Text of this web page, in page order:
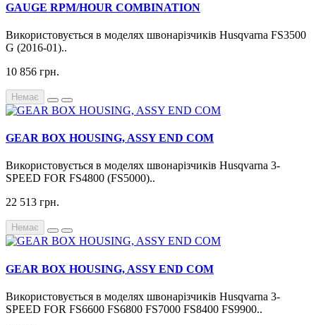
GAUGE RPM/HOUR COMBINATION
Використовується в моделях швонарізчиків Husqvarna FS3500
G (2016-01)..
10 856 грн.
Немає
GEAR BOX HOUSING, ASSY END COM
Використовується в моделях швонарізчиків Husqvarna 3-
SPEED FOR FS4800 (FS5000)..
22 513 грн.
Немає
GEAR BOX HOUSING, ASSY END COM
Використовується в моделях швонарізчиків Husqvarna 3-
SPEED FOR FS6600 FS6800 FS7000 FS8400 FS9900..